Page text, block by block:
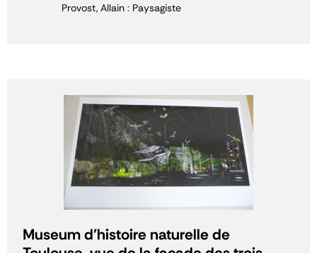
Provost, Allain : Paysagiste
Museum d'histoire naturelle de